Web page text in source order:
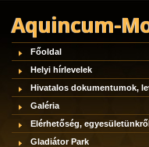
Aquincum-
Főoldal
Helyi hírlevelek
Hivatalos dokumentumok,
Galéria
Elérhetőség,
Gladiátor Park